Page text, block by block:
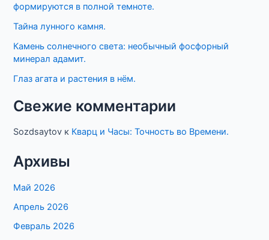
формируются в полной темноте.
Тайна лунного камня.
Камень солнечного света: необычный фосфорный
минерал адамит.
Глаз агата и растения в нём.
Свежие комментарии
Sozdsaytov к Кварц и Часы: Точность во Времени.
Архивы
Май 2026
Апрель 2026
Февраль 2026